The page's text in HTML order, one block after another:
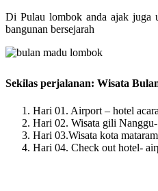
Di Pulau lombok anda ajak juga
bangunan bersejarah
Sekilas perjalanan: Wisata
Hari 01. Airport – hotel
Hari 02. Wisata gili
Hari 03.Wisata kota
Hari 04. Check out hotel-